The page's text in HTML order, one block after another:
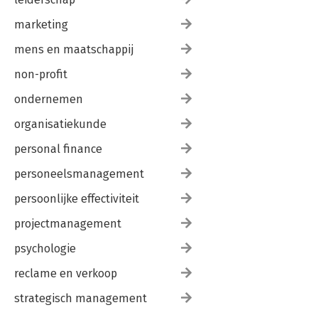
marketing
mens en maatschappij
non-profit
ondernemen
organisatiekunde
personal finance
personeelsmanagement
persoonlijke effectiviteit
projectmanagement
psychologie
reclame en verkoop
strategisch management